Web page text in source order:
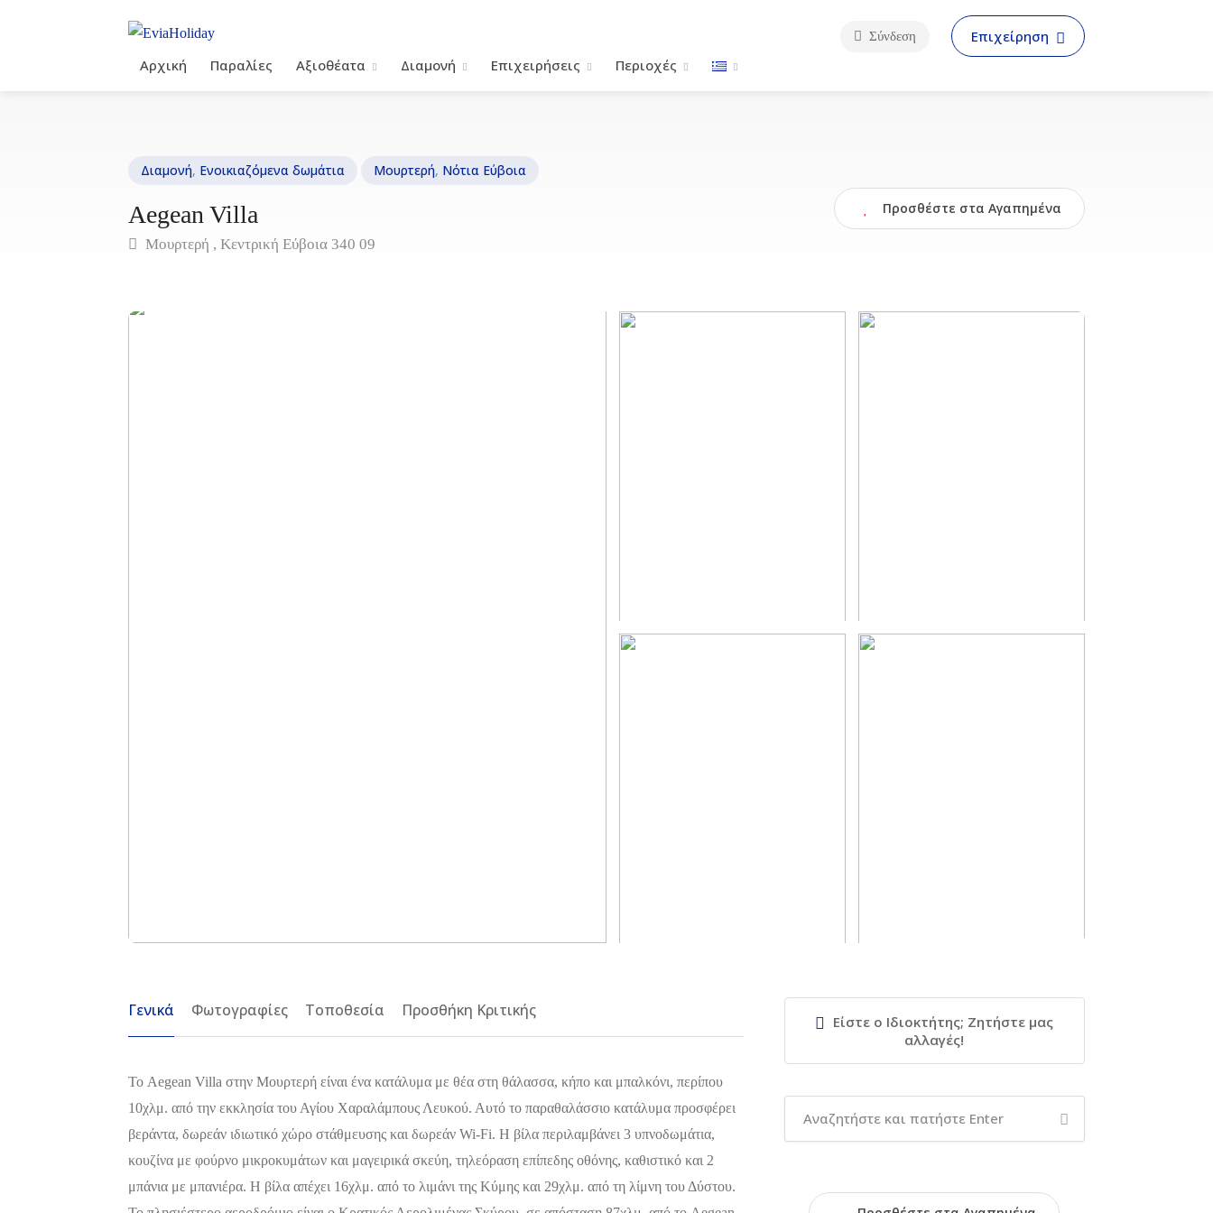
Αρχική Παραλίες Αξιοθέατα Διαμονή Επιχειρήσεις Περιοχές
Σύνδεση Επιχείρηση
Διαμονή, Ενοικιαζόμενα δωμάτια Μουρτερή, Νότια Εύβοια
Aegean Villa
Μουρτερή , Κεντρική Εύβοια 340 09
Προσθέστε στα Αγαπημένα
Γενικά Φωτογραφίες Τοποθεσία Προσθήκη Κριτικής
Το Aegean Villa στην Μουρτερή είναι ένα κατάλυμα με θέα στη θάλασσα, κήπο και μπαλκόνι, περίπου
10χλμ. από την εκκλησία του Αγίου Χαραλάμπους Λευκού. Αυτό το παραθαλάσσιο κατάλυμα προσφέρει
βεράντα, δωρεάν ιδιωτικό χώρο στάθμευσης και δωρεάν Wi-Fi. Η βίλα περιλαμβάνει 3 υπνοδωμάτια,
κουζίνα με φούρνο μικροκυμάτων και μαγειρικά σκεύη, τηλεόραση επίπεδης οθόνης, καθιστικό και 2
μπάνια με μπανιέρα. Η βίλα απέχει 16χλμ. από το λιμάνι της Κύμης και 29χλμ. από τη λίμνη του Δύστου.
Είστε ο Ιδιοκτήτης; Ζητήστε μας
αλλαγές!